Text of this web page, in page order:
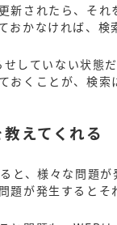
新されたら、そ
おかなければ、検
していない状態
おくことが、検索
えてくれる
と、様々な問題
題が発生するとそ